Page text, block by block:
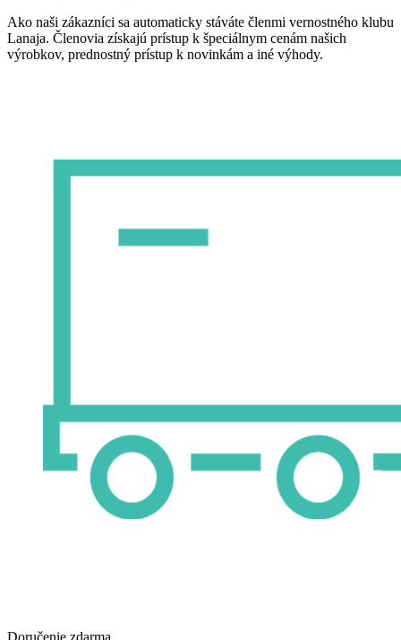
Ako naši zákazníci sa automaticky stáváte členmi vernostného klubu
Lanaja. Členovia získajú prístup k špeciálnym cenám našich
výrobkov, prednostný prístup k novinkám a iné výhody.
Doručenie zdarma